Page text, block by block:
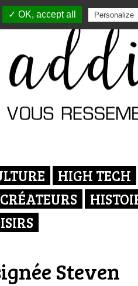
HIGH TECH
Steven
✓ OK, accept all Personalize